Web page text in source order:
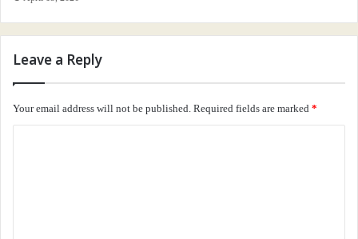
ஆசிரியர்: மு.இராமனாதன்
வெளியீடு: பாரதி புத்தகாலயம்
பக்கங்கள்: 176 விலை: ரூ.170
தேனாம்பேட்டை, சென்னை – 600018
Leave a Reply
Your email address will not be published. Required fields are marked *